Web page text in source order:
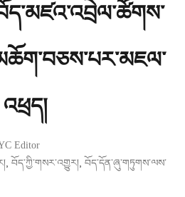
འཕྲད།
Editor
བོད་ཀྱི་གསར་འགྱུར། བོད་དོན་ཞུ་གཏུགས་ལས་